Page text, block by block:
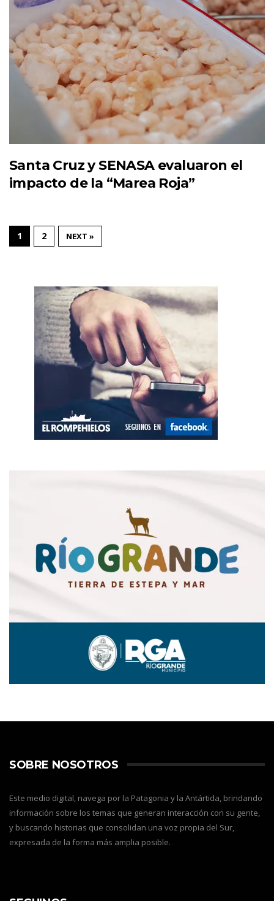
Santa Cruz y SENASA evaluaron el
impacto de la “Marea Roja”
1 2 NEXT »
SOBRE NOSOTROS
Este medio digital, navega por la Patagonia y la Antártida, brindando
información sobre los temas que generan interacción con su gente,
y buscando historias que consolidan una voz propia del Sur,
expresada de la forma más amplia posible.